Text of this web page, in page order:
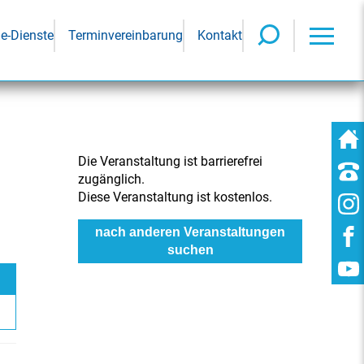
Dienste Terminvereinbarung Kontakt
Die Veranstaltung ist barrierefrei
zugänglich.
Diese Veranstaltung ist kostenlos.
nach anderen Veranstaltungen
suchen